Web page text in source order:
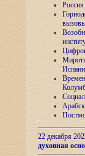
22 декабря
духовная